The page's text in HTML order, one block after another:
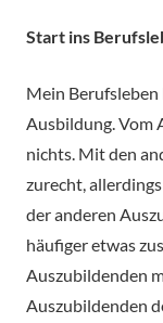
Start ins
Mein
Ausbildung. Vom
nichts. Mit den
zurecht,
der anderen
häufiger etwas
Auszubildenden
Auszubildenden